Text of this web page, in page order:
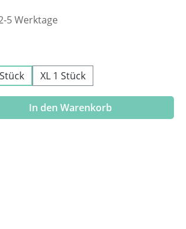
5 Werktage
XL 1 Stück
gewünschten Wert
In den Warenkorb